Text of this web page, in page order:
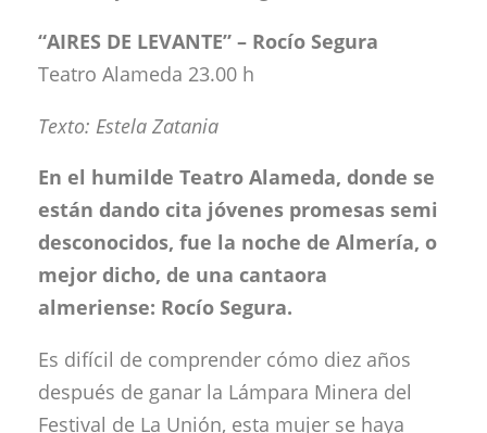
“AIRES DE LEVANTE” – Rocío Segura
Teatro Alameda 23.00 h
Texto: Estela Zatania
En el humilde Teatro Alameda, donde se
están dando cita jóvenes promesas semi
desconocidos, fue la noche de Almería, o
mejor dicho, de una cantaora
almeriense: Rocío Segura.
Es difícil de comprender cómo diez años
después de ganar la Lámpara Minera del
Festival de La Unión, esta mujer se haya